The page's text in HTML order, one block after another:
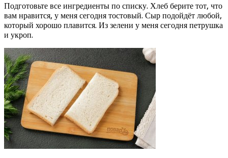
Подготовьте все ингредиенты по списку. Хлеб берите тот, что
вам нравится, у меня сегодня тостовый. Сыр подойдёт любой,
который хорошо плавится. Из зелени у меня сегодня петрушка
и укроп.